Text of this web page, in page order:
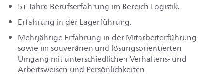
5+ Jahre Berufserfahrung im Bereich Logistik.
Erfahrung in der Lagerführung.
Mehrjährige Erfahrung in der Mitarbeiterführung
sowie im souveränen und lösungsorientierten
Umgang mit unterschiedlichen Verhaltens- und
Arbeitsweisen und Persönlichkeiten